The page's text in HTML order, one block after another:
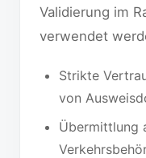
Validierung im
verwendet
Strikte
von
Übermittlung